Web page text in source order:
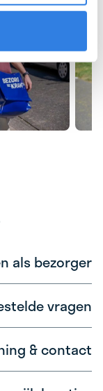
als bezorger
vragen
& contact